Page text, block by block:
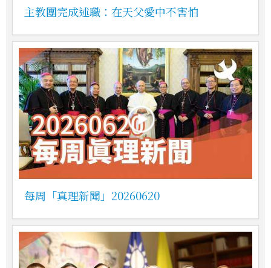
主教團完成述職：在天父愛中不害怕
每周「真理新聞」20260620